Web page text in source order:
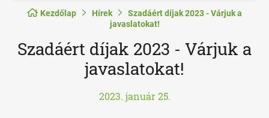
Kezdőlap Hírek
Szadáért díjak 2023 - Várjuk a
javaslatokat!
Szadáért díjak 2023 - Várjuk a
javaslatokat!
2023. január 25.